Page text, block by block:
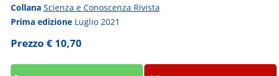
Collana Scienza e Conoscenza Rivista
Prima edizione Luglio 2021
Prezzo € 10,70